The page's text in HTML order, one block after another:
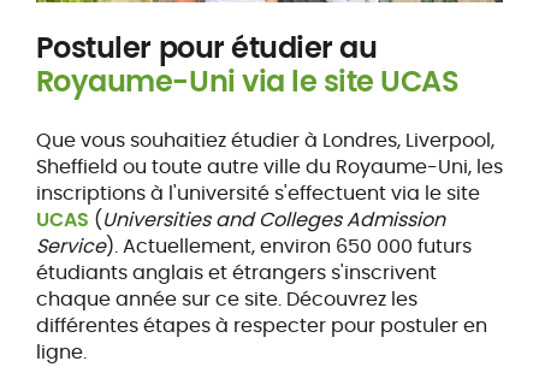
Postuler pour étudier au
Royaume-Uni via le site UCAS
Que vous souhaitiez étudier à Londres, Liverpool,
Sheffield ou toute autre ville du Royaume-Uni, les
inscriptions à l'université s'effectuent via le site
UCAS (Universities and Colleges Admission
Service). Actuellement, environ 650 000 futurs
étudiants anglais et étrangers s'inscrivent
chaque année sur ce site. Découvrez les
différentes étapes à respecter pour postuler en
ligne.